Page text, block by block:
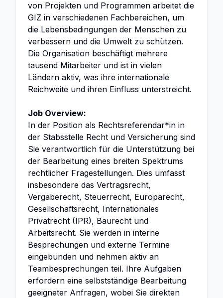
von Projekten und Programmen arbeitet die
GIZ in verschiedenen Fachbereichen, um
die Lebensbedingungen der Menschen zu
verbessern und die Umwelt zu schützen.
Die Organisation beschäftigt mehrere
tausend Mitarbeiter und ist in vielen
Ländern aktiv, was ihre internationale
Reichweite und ihren Einfluss unterstreicht.
Job Overview:
In der Position als Rechtsreferendar*in in
der Stabsstelle Recht und Versicherung sind
Sie verantwortlich für die Unterstützung bei
der Bearbeitung eines breiten Spektrums
rechtlicher Fragestellungen. Dies umfasst
insbesondere das Vertragsrecht,
Vergaberecht, Steuerrecht, Europarecht,
Gesellschaftsrecht, Internationales
Privatrecht (IPR), Baurecht und
Arbeitsrecht. Sie werden in interne
Besprechungen und externe Termine
eingebunden und nehmen aktiv an
Teambesprechungen teil. Ihre Aufgaben
erfordern eine selbstständige Bearbeitung
geeigneter Anfragen, wobei Sie direkten